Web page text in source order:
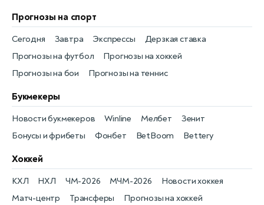
Прогнозы на спорт
Прогнозы на футбол
Сегодня
Прогнозы на хоккей
Завтра
Прогнозы на бои
Экспрессы
Прогнозы на теннис
Дерзкая ставка
Букмекеры
Бонусы и фрибеты
Новости букмекеров
Фонбет
Winline
BetBoom
Мелбет
Bettery
Зенит
Хоккей
Новости хоккея
КХЛ
Матч-центр
НХЛ
Трансферы
ЧМ-2026
Прогнозы на хоккей
МЧМ-2026